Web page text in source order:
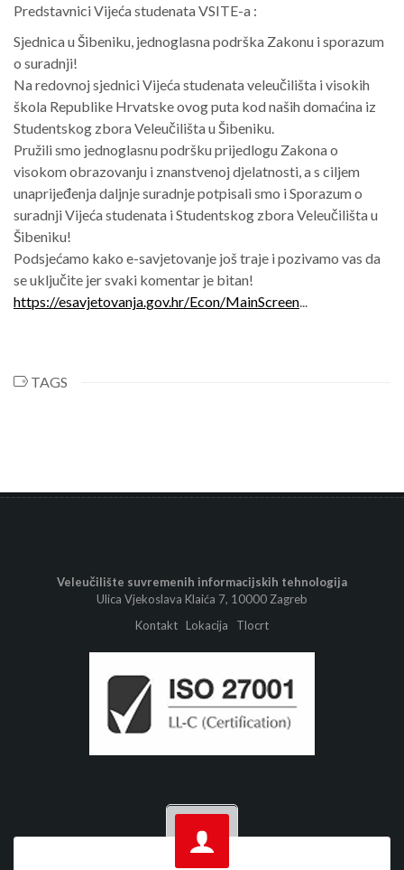
Predstavnici Vijeća studenata VSITE-a :
Sjednica u Šibeniku, jednoglasna podrška Zakonu i sporazum
o suradnji!
Na redovnoj sjednici Vijeća studenata veleučilišta i visokih
škola Republike Hrvatske ovog puta kod naših domaćina iz
Studentskog zbora Veleučilišta u Šibeniku.
Pružili smo jednoglasnu podršku prijedlogu Zakona o
visokom obrazovanju i znanstvenoj djelatnosti, a s ciljem
unaprijeđenja daljnje suradnje potpisali smo i Sporazum o
suradnji Vijeća studenata i Studentskog zbora Veleučilišta u
Šibeniku!
Podsjećamo kako e-savjetovanje još traje i pozivamo vas da
se uključite jer svaki komentar je bitan!
https://esavjetovanja.gov.hr/Econ/MainScreen
TAGS
Veleučilište suvremenih informacijskih tehnologija
Ulica Vjekoslava Klaića 7, 10000 Zagreb
Kontakt Lokacija Tlocrt